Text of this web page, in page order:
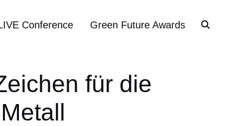
Conference Green Future Awards
für die